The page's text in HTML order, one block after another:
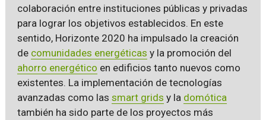
colaboración entre instituciones públicas y privadas
para lograr los objetivos establecidos. En este
sentido, Horizonte 2020 ha impulsado la creación
de comunidades energéticas y la promoción del
ahorro energético en edificios tanto nuevos como
existentes. La implementación de tecnologías
avanzadas como las smart grids y la domótica
también ha sido parte de los proyectos más